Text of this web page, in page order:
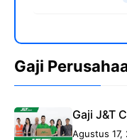
Gaji
Gaji J&T
Agustus 17,